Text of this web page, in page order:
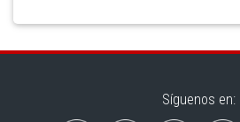
Síguenos en: